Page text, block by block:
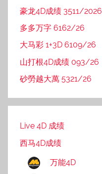
豪龙4D成绩 3511/2026
多多万字 6162/26
大马彩 1+3D 6109/26
山打根4D成绩 093/26
砂勞越大萬 5321/26
Live 4D 成绩
西马4D成绩
万能4D